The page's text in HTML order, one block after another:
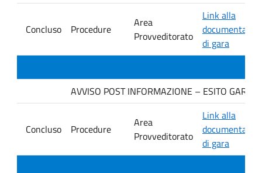
Concluso Procedure
Area
Provveditorato
Link alla
di gara
AVVISO POST INFORMAZIONE – ESITO
Concluso Procedure
Area
Provveditorato
Link alla
di gara